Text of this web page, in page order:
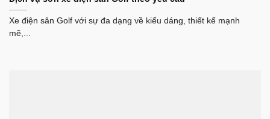
Xe điện sân Golf với sự đa dạng về kiểu dáng, thiết kế mạnh
mẽ,...